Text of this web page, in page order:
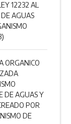
12232 AL
AGUAS
ORGANICO
DE AGUAS Y
POR
DE